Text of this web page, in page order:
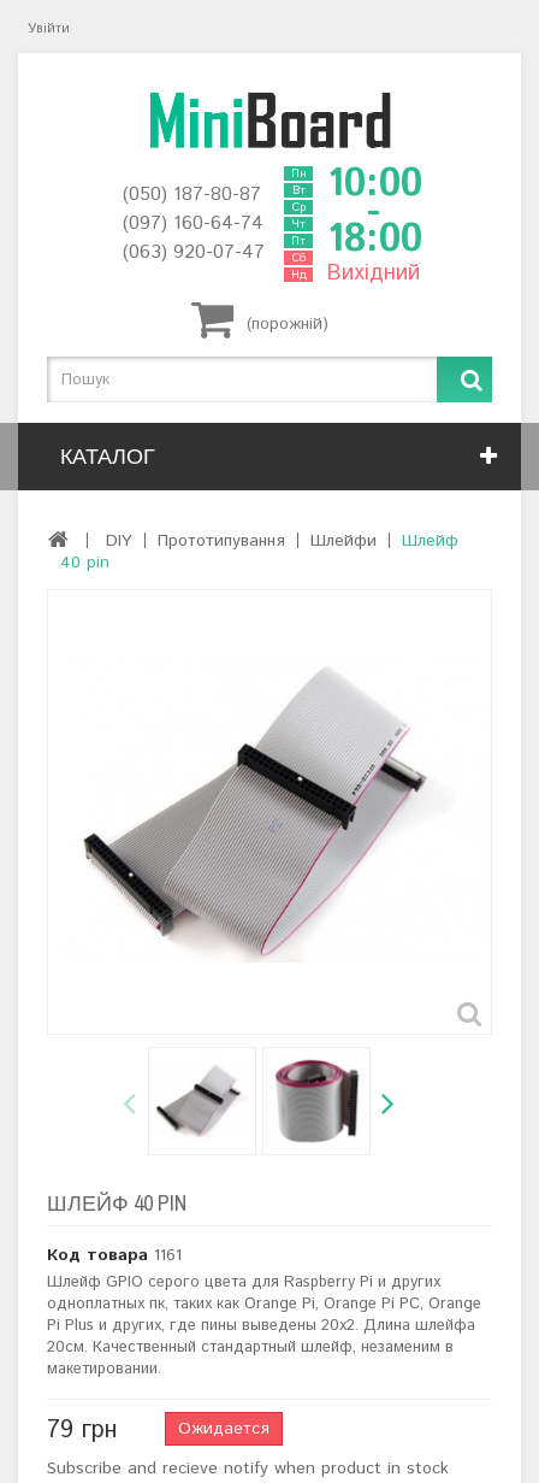
Увійти
(порожній)
(050) 187-80-87
(097) 160-64-74
(063) 920-07-47
Пн
Вт
Ср
Чт
Пт
Сб
Нд
10:00
-
18:00
Вихідний
КАТАЛОГ
DIY Прототипування Шлейфи
Шлейф
40 pin
ШЛЕЙФ 40 PIN
Код товара 1161
Шлейф GPIO серого цвета для Raspberry Pi и других
одноплатных пк, таких как Orange Pi, Orange Pi PC, Orange
Pi Plus и других, где пины выведены 20х2. Длина шлейфа
20см. Качественный стандартный шлейф, незаменим в
макетировании.
79 грн
Ожидается
Subscribe and recieve notify when product in stock